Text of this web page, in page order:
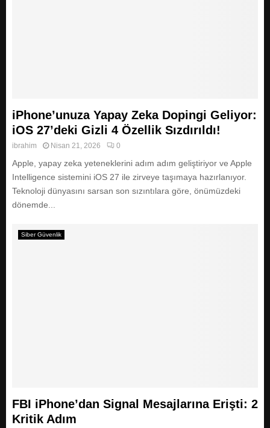
iPhone’unuza Yapay Zeka Dopingi Geliyor:
iOS 27’deki Gizli 4 Özellik Sızdırıldı!
ibrahim Nisan 21, 2026 0
Apple, yapay zeka yeteneklerini adım adım geliştiriyor ve Apple
Intelligence sistemini iOS 27 ile zirveye taşımaya hazırlanıyor.
Teknoloji dünyasını sarsan son sızıntılara göre, önümüzdeki
dönemde...
Siber Güvenlik
FBI iPhone’dan Signal Mesajlarına Erişti: 2
Kritik Adım